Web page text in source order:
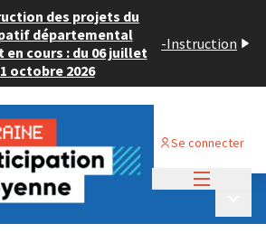
des projets du
départemental
en cours : du 06 juillet
octobre 2026
-Instruction
Se connecter
2024
déposés